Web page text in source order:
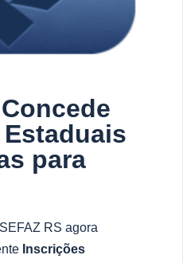
para
RS agora
Inscrições